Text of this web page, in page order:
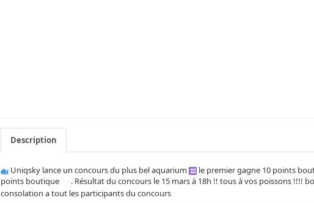
Description
Uniqsky lance un concours du plus bel aquarium
le premier gagne 10 points
points boutique
. Résultat du concours le 15 mars à 18h !! tous à vos poissons !!!!
consolation a tout les participants du concours